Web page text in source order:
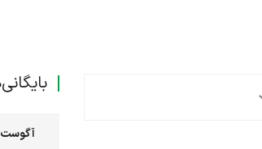
آگوست 2025